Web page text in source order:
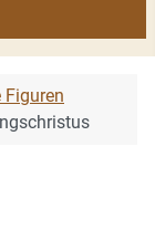
Figuren